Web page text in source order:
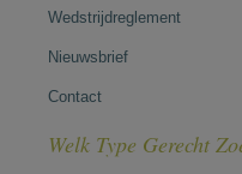
Wedstrijdreglement
Nieuwsbrief
Contact
Welk Type Gerecht